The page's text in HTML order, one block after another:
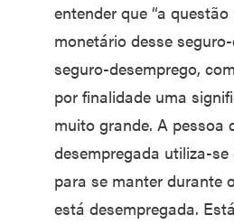
entender que “a
monetário desse
seguro-desemprego,
por finalidade uma
muito grande. A pessoa
desempregada utiliza-
para se manter durante
está desempregada.